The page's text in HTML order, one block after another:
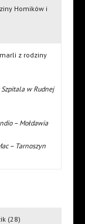
Homików i
z rodziny
w Rudnej
– Mołdawia
– Tarnoszyn
(28)